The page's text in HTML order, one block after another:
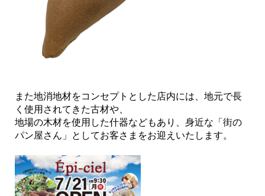
また地消地材をコンセプトとした店内には、地元で長
く使用されてきた古材や、
地場の木材を使用した什器などもあり、身近な「街の
パン屋さん」としてお客さまをお迎えいたします。